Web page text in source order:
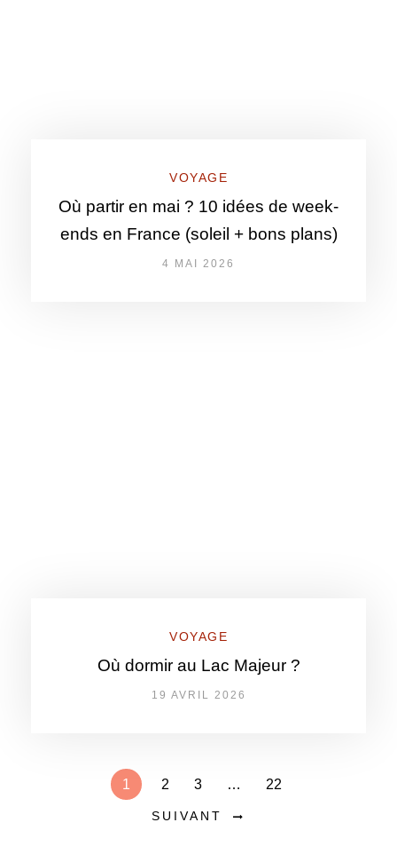
VOYAGE
Où partir en mai ? 10 idées de week-
ends en France (soleil + bons plans)
4 MAI 2026
VOYAGE
Où dormir au Lac Majeur ?
19 AVRIL 2026
1 2 3 … 22
SUIVANT